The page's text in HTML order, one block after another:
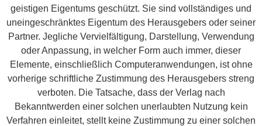
geistigen Eigentums geschützt. Sie sind vollständiges und
uneingeschränktes Eigentum des Herausgebers oder seiner
Partner. Jegliche Vervielfältigung, Darstellung, Verwendung
oder Anpassung, in welcher Form auch immer, dieser
Elemente, einschließlich Computeranwendungen, ist ohne
vorherige schriftliche Zustimmung des Herausgebers streng
verboten. Die Tatsache, dass der Verlag nach
Bekanntwerden einer solchen unerlaubten Nutzung kein
Verfahren einleitet, stellt keine Zustimmung zu einer solchen